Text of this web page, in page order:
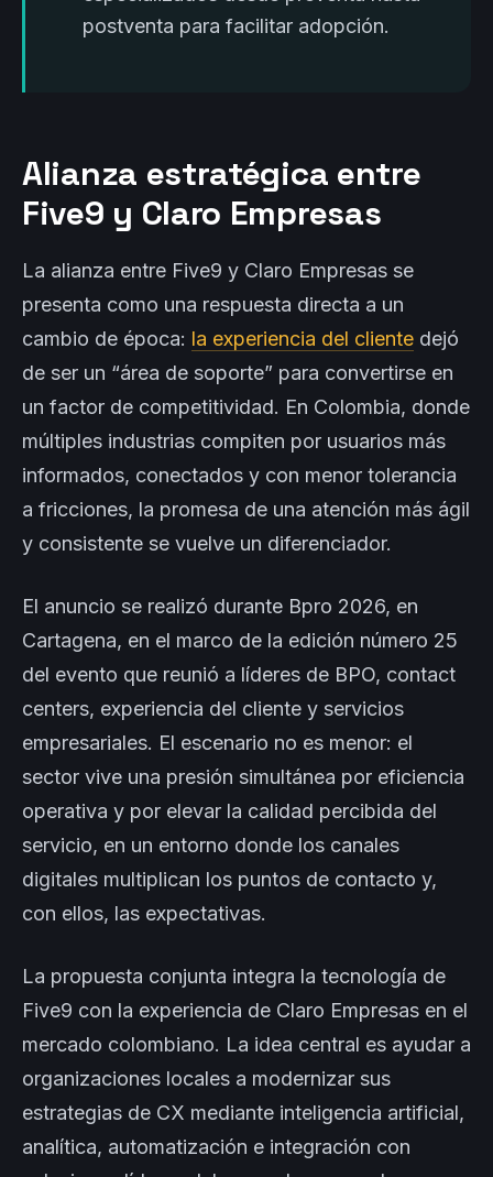
postventa para facilitar adopción.
Alianza estratégica entre
Five9 y Claro Empresas
La alianza entre Five9 y Claro Empresas se
presenta como una respuesta directa a un
cambio de época: la experiencia del cliente dejó
de ser un “área de soporte” para convertirse en
un factor de competitividad. En Colombia, donde
múltiples industrias compiten por usuarios más
informados, conectados y con menor tolerancia
a fricciones, la promesa de una atención más ágil
y consistente se vuelve un diferenciador.
El anuncio se realizó durante Bpro 2026, en
Cartagena, en el marco de la edición número 25
del evento que reunió a líderes de BPO, contact
centers, experiencia del cliente y servicios
empresariales. El escenario no es menor: el
sector vive una presión simultánea por eficiencia
operativa y por elevar la calidad percibida del
servicio, en un entorno donde los canales
digitales multiplican los puntos de contacto y,
con ellos, las expectativas.
La propuesta conjunta integra la tecnología de
Five9 con la experiencia de Claro Empresas en el
mercado colombiano. La idea central es ayudar a
organizaciones locales a modernizar sus
estrategias de CX mediante inteligencia artificial,
analítica, automatización e integración con